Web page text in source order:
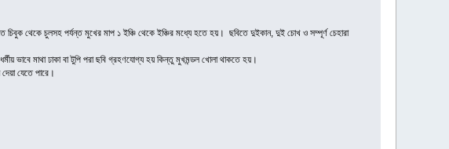
চিবুক থেকে চুলসহ পর্যন্ত মুখের মাপ ১ ইঞ্চি থেকে ইঞ্চির মধ্যে হতে হয়। ছবিতে দুইকান, দুই চোখ ও সম্পূর্ণ চেহারা
ভাবে মাথা ঢাকা বা টুপি পরা ছবি গ্রহণযোগ্য হয় কিন্তু মুখমন্ডল খোলা থাকতে হয়।
যেতে পারে।